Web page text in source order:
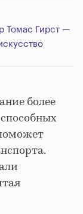
Томас Гирст —
более